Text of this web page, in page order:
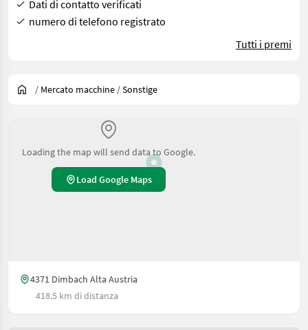
Dati di contatto verificati
numero di telefono registrato
Tutti i premi
/ Mercato macchine /Sonstige
Loading the map will send data to Google.
Load Google Maps
4371 Dimbach Alta Austria
418.5 km di distanza